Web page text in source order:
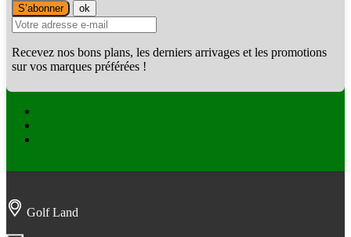
Recevez nos bons plans, les derniers arrivages et les promotions
sur vos marques préférées !
Golf Land